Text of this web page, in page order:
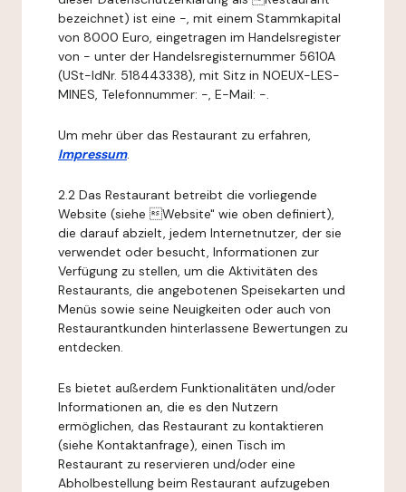
bezeichnet) ist eine -, mit einem Stammkapital
von 8000 Euro, eingetragen im Handelsregister
von - unter der Handelsregisternummer 5610A
(USt-IdNr. 518443338), mit Sitz in NOEUX-LES-
MINES, Telefonnummer: -, E-Mail: -.
Um mehr über das Restaurant zu erfahren,
Impressum.
2.2 Das Restaurant betreibt die vorliegende
Website (siehe Website" wie oben definiert),
die darauf abzielt, jedem Internetnutzer, der sie
verwendet oder besucht, Informationen zur
Verfügung zu stellen, um die Aktivitäten des
Restaurants, die angebotenen Speisekarten und
Menüs sowie seine Neuigkeiten oder auch von
Restaurantkunden hinterlassene Bewertungen zu
entdecken.
Es bietet außerdem Funktionalitäten und/oder
Informationen an, die es den Nutzern
ermöglichen, das Restaurant zu kontaktieren
(siehe Kontaktanfrage), einen Tisch im
Restaurant zu reservieren und/oder eine
Abholbestellung beim Restaurant aufzugeben